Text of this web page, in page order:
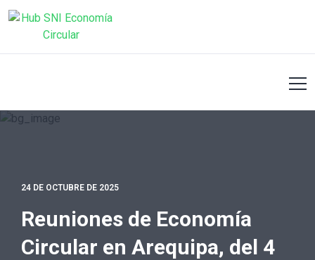
24 DE OCTUBRE DE 2025
Reuniones de Economía
Circular en Arequipa, del 4